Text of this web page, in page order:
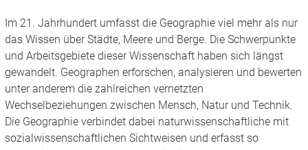
Im 21. Jahrhundert umfasst die Geographie viel mehr als nur
das Wissen über Städte, Meere und Berge. Die Schwerpunkte
und Arbeitsgebiete dieser Wissenschaft haben sich längst
gewandelt. Geographen erforschen, analysieren und bewerten
unter anderem die zahlreichen vernetzten
Wechselbeziehungen zwischen Mensch, Natur und Technik.
Die Geographie verbindet dabei naturwissenschaftliche mit
sozialwissenschaftlichen Sichtweisen und erfasst so